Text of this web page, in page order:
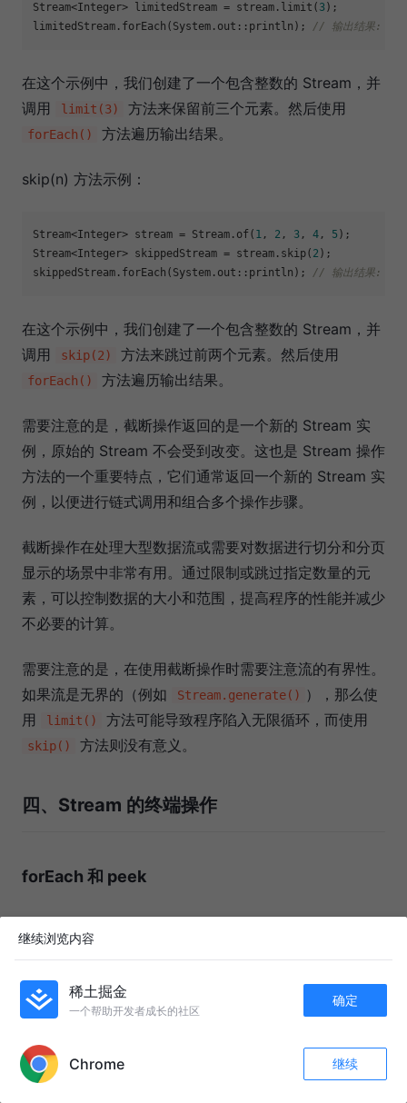
Stream<Integer> limitedStream = stream.limit( 3 );
limitedStream.forEach(System.out::println); // 输出结果: 1
在这个示例中，我们创建了一个包含整数的 Stream，并
调用
limit(3) 方法来保留前三个元素。然后使用
forEach() 方法遍历输出结果。
skip(n) 方法示例：
Stream<Integer> stream = Stream.of( 1 , 2 , 3 , 4 , 5 );
Stream<Integer> skippedStream = stream.skip( 2 );
skippedStream.forEach(System.out::println); // 输出结果: 3
在这个示例中，我们创建了一个包含整数的 Stream，并
调用
skip(2) 方法来跳过前两个元素。然后使用
forEach() 方法遍历输出结果。
需要注意的是，截断操作返回的是一个新的 Stream 实
例，原始的 Stream 不会受到改变。这也是 Stream 操作
方法的一个重要特点，它们通常返回一个新的 Stream 实
例，以便进行链式调用和组合多个操作步骤。
截断操作在处理大型数据流或需要对数据进行切分和分页
显示的场景中非常有用。通过限制或跳过指定数量的元
素，可以控制数据的大小和范围，提高程序的性能并减少
不必要的计算。
需要注意的是，在使用截断操作时需要注意流的有界性。
如果流是无界的（例如
Stream.generate() ），那么使
用
limit() 方法可能导致程序陷入无限循环，而使用
skip() 方法则没有意义。
四、Stream 的终端操作
forEach 和 peek
用场景。
forEach： forEach是一个终端操作方法，它接受一
个Consumer函数作为参数，对流中的每个元素执行
该函数。它没有返回值，因此无法将操作结果传递
235
继续浏览内容
稀土掘金
一个帮助开发者成长的社区
确定
Chrome 继续